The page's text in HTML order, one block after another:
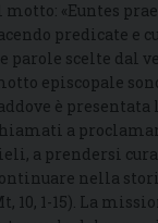
motto: «Euntes
predicate e
parole scelte dal
episcopale
è
a
a prendersi
nella
10, 1-15). La